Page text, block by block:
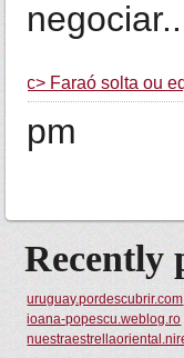
c> Faraó solta ou
pm
Recently
uruguay.pordescubrir.com
ioana-popescu.weblog.ro